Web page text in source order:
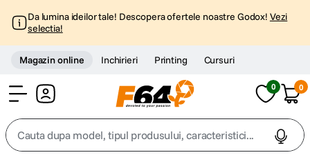
Da lumina ideilor tale! Descopera ofertele noastre Godox! Vezi
selectia!
Magazin online Inchirieri Printing Cursuri
0 0
Cauta dupa model, tipul produsului, caracteristici...